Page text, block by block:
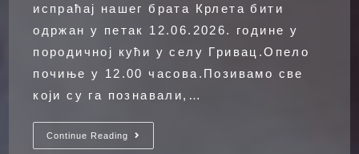
испраћај нашег брата Крлета бити
одржан у петак 12.06.2026. године у
породичној кући у селу Гривац.Опело
почиње у 12.00 часова.Позивамо све
који су га познавали,…
Continue Reading
Марко
Лекић